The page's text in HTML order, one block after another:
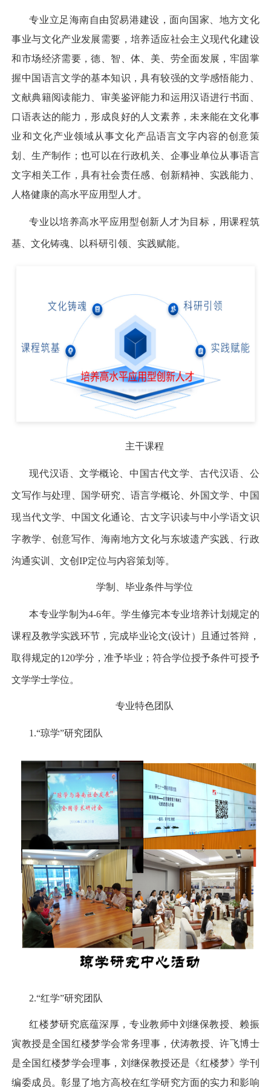
专业立足海南自由贸易港建设，面向国家、地方文化
事业与文化产业发展需要，培养适应社会主义现代化建设
和市场经济需要，德、智、体、美、劳全面发展，牢固掌
握中国语言文学的基本知识，具有较强的文学感悟能力、
文献典籍阅读能力、审美鉴评能力和运用汉语进行书面、
口语表达的能力，形成良好的人文素养，未来能在文化事
业和文化产业领域从事文化产品语言文字内容的创意策
划、生产制作；也可以在行政机关、企事业单位从事语言
文字相关工作，具有社会责任感、创新精神、实践能力、
人格健康的高水平应用型人才。
专业以培养高水平应用型创新人才为目标，用课程筑
基、文化铸魂、以科研引领、实践赋能。
主干课程
现代汉语、文学概论、中国古代文学、古代汉语、公
文写作与处理、国学研究、语言学概论、外国文学、中国
现当代文学、中国文化通论、古文字识读与中小学语文识
字教学、创意写作、海南地方文化与东坡遗产实践、行政
沟通实训、文创IP定位与内容策划等。
学制、毕业条件与学位
本专业学制为4-6年。学生修完本专业培养计划规定的
课程及教学实践环节，完成毕业论文(设计）且通过答辩，
取得规定的120学分，准予毕业；符合学位授予条件可授予
文学学士学位。
专业特色团队
1.“琼学”研究团队
2.“红学”研究团队
红楼梦研究底蕴深厚，专业教师中刘继保教授、赖振
寅教授是全国红楼梦学会常务理事，伏涛教授、许飞博士
是全国红楼梦学会理事，刘继保教授还是《红楼梦》学刊
编委成员。彰显了地方高校在红学研究方面的实力和影响